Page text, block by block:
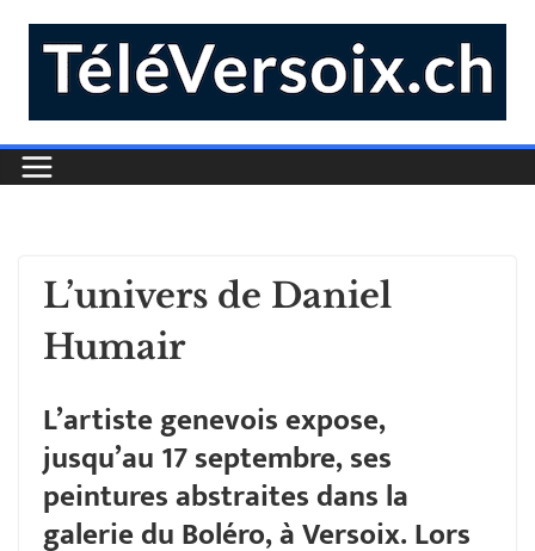
L’univers de Daniel
Humair
L’artiste genevois expose,
jusqu’au 17 septembre, ses
peintures abstraites dans la
galerie du Boléro, à Versoix. Lors